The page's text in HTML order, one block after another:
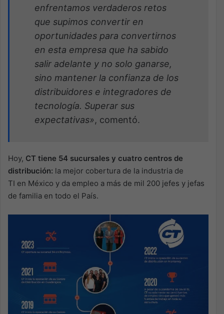
enfrentamos verdaderos retos
que supimos convertir en
oportunidades para convertirnos
en esta empresa que ha sabido
salir adelante y no solo ganarse,
sino mantener la confianza de los
distribuidores e integradores de
tecnología. Superar sus
expectativas», comentó.
Hoy, CT tiene 54 sucursales y cuatro centros de
distribución: la mejor cobertura de la industria de
TI en México y da empleo a más de mil 200 jefes y jefas
de familia en todo el País.